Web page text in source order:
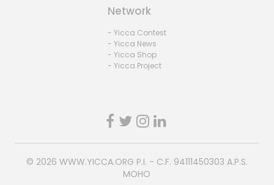
Network
- Yicca Contest
- Yicca News
- Yicca Shop
- Yicca Project
© 2026 WWW.YICCA.ORG P.I. - C.F. 94111450303 A.P.S.
MOHO